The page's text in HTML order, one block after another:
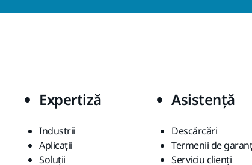
Expertiză
Industrii
Aplicații
Soluții
Asistență
Descărcări
Termenii de
Serviciu clienți